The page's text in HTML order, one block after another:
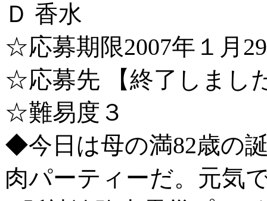
Ｄ 香水
☆応募期限2007年１月
☆応募先 【終了しまし
☆難易度３
◆今日は母の満82歳の
肉パーティーだ。元気